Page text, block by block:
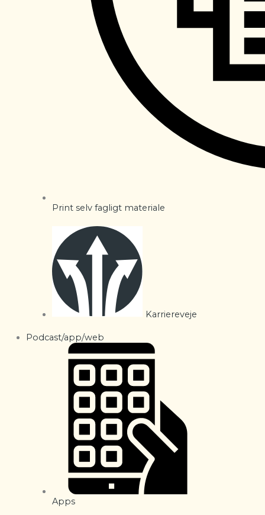
Print selv fagligt materiale
Karriereveje
Podcast/app/web
Apps